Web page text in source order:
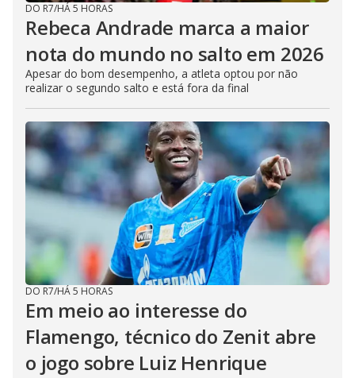
DO R7/HÁ 5 HORAS
Rebeca Andrade marca a maior
nota do mundo no salto em 2026
Apesar do bom desempenho, a atleta optou por não
realizar o segundo salto e está fora da final
DO R7/HÁ 5 HORAS
Em meio ao interesse do
Flamengo, técnico do Zenit abre
o jogo sobre Luiz Henrique